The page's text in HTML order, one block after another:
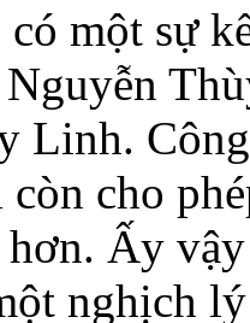
có một sự
Linh.
còn cho
hơn. Ấy
nghịch